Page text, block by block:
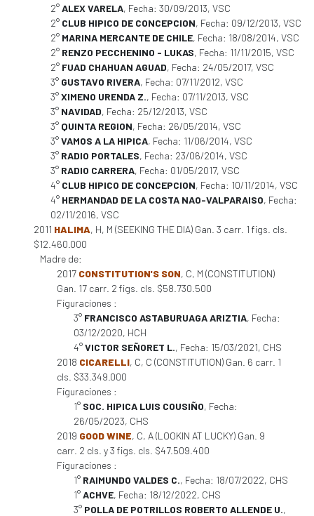
2°ALEX VARELA, Fecha: 30/09/2013, VSC
2° CLUB HIPICO DE CONCEPCION, Fecha: 09/12/2013, VSC
2° MARINA MERCANTE DE CHILE, Fecha: 18/08/2014, VSC
2° RENZO PECCHENINO - LUKAS, Fecha: 11/11/2015, VSC
2° FUAD CHAHUAN AGUAD, Fecha: 24/05/2017, VSC
3° GUSTAVO RIVERA, Fecha: 07/11/2012, VSC
3°XIMENO URENDA Z., Fecha: 07/11/2013, VSC
3° NAVIDAD, Fecha: 25/12/2013, VSC
3° QUINTA REGION, Fecha: 26/05/2014, VSC
3°VAMOS A LA HIPICA, Fecha: 11/06/2014, VSC
3° RADIO PORTALES, Fecha: 23/06/2014, VSC
3° RADIO CARRERA, Fecha: 01/05/2017, VSC
4° CLUB HIPICO DE CONCEPCION, Fecha: 10/11/2014, VSC
4° HERMANDAD DE LA COSTA NAO-VALPARAISO, Fecha:
02/11/2016, VSC
2011 HALIMA, H, M (SEEKING THE DIA) Gan. 3 carr. 1 figs. cls.
$12.460.000
Madre de:
2017 CONSTITUTION'S SON, C, M (CONSTITUTION)
Gan. 17 carr. 2 figs. cls. $58.730.500
Figuraciones :
3° FRANCISCO ASTABURUAGA ARIZTIA, Fecha:
03/12/2020, HCH
4°VICTOR SEÑORET L., Fecha: 15/03/2021, CHS
2018 CICARELLI, C, C (CONSTITUTION) Gan. 6 carr. 1
cls. $33.349.000
Figuraciones :
1° SOC. HIPICA LUIS COUSIÑO, Fecha:
26/05/2023, CHS
2019 GOOD WINE, C, A (LOOKIN AT LUCKY) Gan. 9
carr. 2 cls. y 3 figs. cls. $47.509.400
Figuraciones :
1° RAIMUNDO VALDES C., Fecha: 18/07/2022, CHS
1°ACHVE, Fecha: 18/12/2022, CHS
3° POLLA DE POTRILLOS ROBERTO ALLENDE U.,